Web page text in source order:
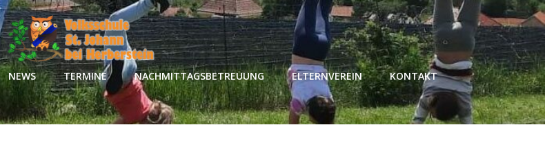
NEWS TERMINE NACHMITTAGSBETREUUNG ELTERNVEREIN KONTAKT